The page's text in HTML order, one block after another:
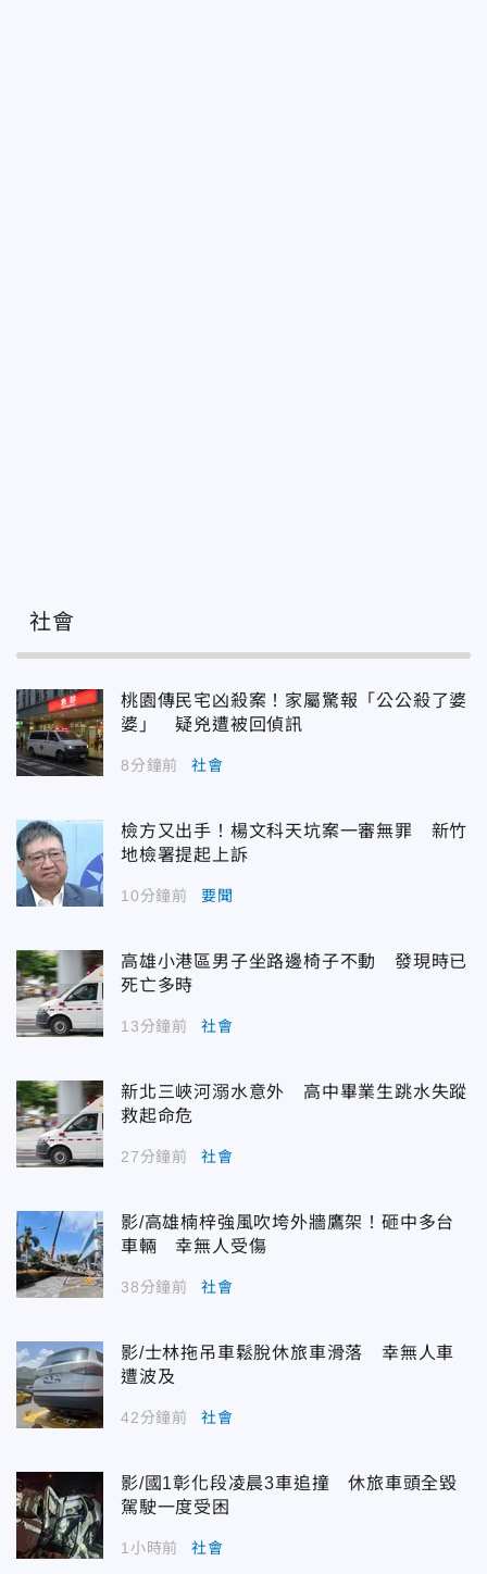
社會
桃園傳民宅凶殺案！家屬驚報「公公殺了婆
婆」 疑兇遭被回偵訊
8分鐘前 社會
檢方又出手！楊文科天坑案一審無罪 新竹
地檢署提起上訴
10分鐘前 要聞
高雄小港區男子坐路邊椅子不動 發現時已
死亡多時
13分鐘前 社會
新北三峽河溺水意外 高中畢業生跳水失蹤
救起命危
27分鐘前 社會
影/高雄楠梓強風吹垮外牆鷹架！砸中多台
車輛 幸無人受傷
38分鐘前 社會
影/士林拖吊車鬆脫休旅車滑落 幸無人車
遭波及
42分鐘前 社會
影/國1彰化段凌晨3車追撞 休旅車頭全毀
駕駛一度受困
1小時前 社會